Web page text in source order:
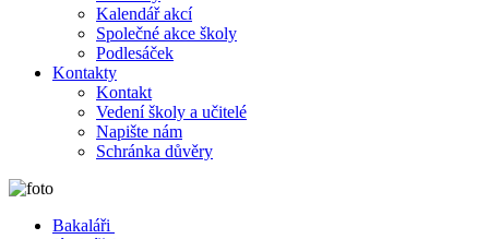
Kalendář akcí
Společné akce školy
Podlesáček
Kontakty
Kontakt
Vedení školy a učitelé
Napište nám
Schránka důvěry
Bakaláři